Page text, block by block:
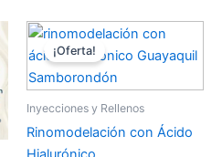
¡Oferta!
Inyecciones y Rellenos
Rinomodelación con Ácido
El
precio
original
era:
$400.00.
El
precio
actual
$250.00.